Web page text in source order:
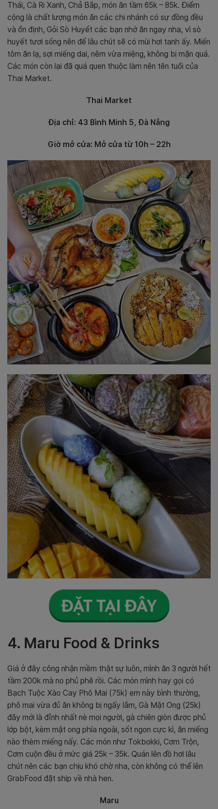
Thái, Cà Ri Xanh, Chả Bắp, món ăn tầm 65k – 85k. Điểm
cộng là chất lượng món ăn các chi nhánh có sự đồng đều
và ổn định, Gỏi Sò Huyết các bạn nhớ ăn ngay nha, vì sò
huyết tươi sống nên để lâu chút sẽ có mùi hơi tanh ấy. Miến
tôm ăn lạ, sợi miếng dai, nêm vừa miệng, không bị mặn quá.
Các món còn lại đã quá quen thuộc làm nên tên tuổi của
Thai Market.
Thai Market
Địa chỉ: 43 Bình Minh 5, Đà Nẵng
Giờ mở cửa: Mở cửa từ 10h – 22h
4. Maru Food & Drinks
Giá ở đây công nhận mềm thật sự luôn, mình ăn 3 người hết
tầm 200k mà no phủ phê rồi. Các món mình hay gọi có
Bạch Tuộc Xào Cay Phô Mai (75k) em này bình thường,
phô mai vừa đủ ăn không bị ngấy lắm, Gà Mật Ong (25k)
đây mới là đỉnh nhất nè mọi người, gà chiên giòn được phủ
lớp bột, kèm mật ong phía ngoài, sốt ngon cực kì, ăn miếng
nào thèm miếng nấy. Các món như Tokbokki, Cơm Trộn,
Cơm cuộn đều ở mức giá 25k – 35k. Quán lên đồ hơi lâu
chút nên các bạn chịu khó chờ nha, còn không có thể lên
GrabFood đặt ship về nhà hen.
Maru